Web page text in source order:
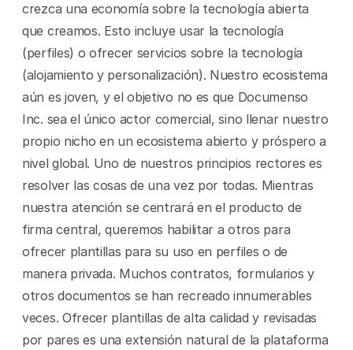
crezca una economía sobre la tecnología abierta
que creamos. Esto incluye usar la tecnología
(perfiles) o ofrecer servicios sobre la tecnología
(alojamiento y personalización). Nuestro ecosistema
aún es joven, y el objetivo no es que Documenso
Inc. sea el único actor comercial, sino llenar nuestro
propio nicho en un ecosistema abierto y próspero a
nivel global. Uno de nuestros principios rectores es
resolver las cosas de una vez por todas. Mientras
nuestra atención se centrará en el producto de
firma central, queremos habilitar a otros para
ofrecer plantillas para su uso en perfiles o de
manera privada. Muchos contratos, formularios y
otros documentos se han recreado innumerables
veces. Ofrecer plantillas de alta calidad y revisadas
por pares es una extensión natural de la plataforma